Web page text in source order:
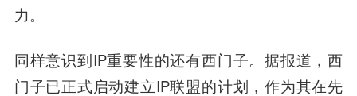
力。
同样意识到IP重要性的还有西门子。据报道，西
门子已正式启动建立IP联盟的计划，作为其在先